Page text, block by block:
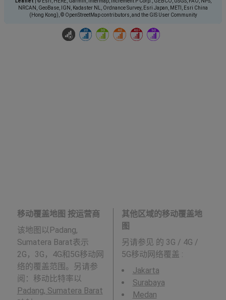
NRCAN, GeoBase, IGN, Kadaster NL, Ordnance Survey, Esri Japan, METI, Esri China
(Hong Kong), © OpenStreetMap contributors, and the GIS User Community
移动覆盖地图 按运营商
该地图以Padang,
Sumatera Barat表示
2G，3G，4G和5G移动网
络的覆盖范围。另请参
阅：移动比特率以
Padang, Sumatera Barat
其他区域的移动覆盖地
图
另请参见 的 3G / 4G /
5G移动网络覆盖 :
Jakarta
Surabaya
Medan